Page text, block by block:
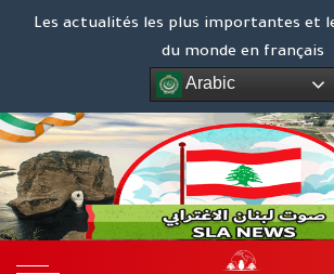
Les actualités les plus importantes et
du monde en français
Arabic